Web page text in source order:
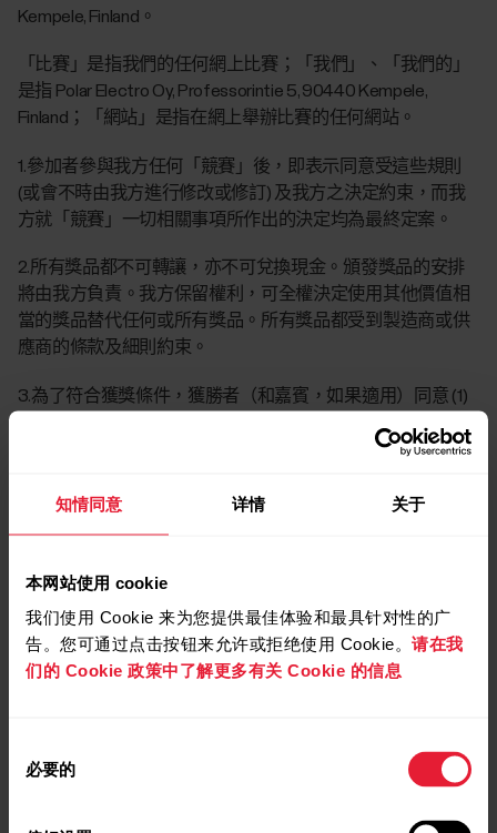
知情同意 详情 关于
本网站使用 cookie
我们使用 Cookie 来为您提供最佳体验和最具针对性的广
告。您可通过点击按钮来允许或拒绝使用 Cookie。 请在我
们的 Cookie 政策中了解更多有关 Cookie 的信息
必要的
Kempele, Finland。
「比賽」是指我們的任何網上比賽；「我們」、「我們的」
是指 Polar Electro Oy, Professorintie 5, 90440 Kempele,
Finland；「網站」是指在網上舉辦比賽的任何網站。
1.參加者參與我方任何「競賽」後，即表示同意受這些規則
(或會不時由我方進行修改或修訂) 及我方之決定約束，而我
方就「競賽」一切相關事項所作出的決定均為最終定案。
2.所有獎品都不可轉讓，亦不可兌換現金。頒發獎品的安排
將由我方負責。我方保留權利，可全權決定使用其他價值相
當的獎品替代任何或所有獎品。所有獎品都受到製造商或供
應商的條款及細則約束。
3.為了符合獲獎條件，獲勝者（和嘉賓，如果適用）同意 (1)
獎品或其中任何一個環節有關的人身傷害和/或損害、盜竊或
署一份宣傳許可書，准許我們在不提供額外報酬的前提下將
須在收到我們的法律文件後 14 日內簽署並寄回所有法律文
件。不遵守上述規則將導致獲勝者失去資格，我們將選擇其
他獲勝者。
4.收到比賽任何獎品的條件是遵守所有適用法律和規章制
5.如有必要，我方保留實施年齡限制的權利。13 歲以下（美